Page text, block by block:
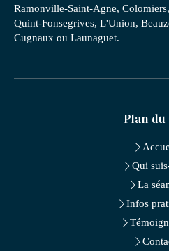
Ramonville-Saint-Agne,
Quint-Fonsegrives, L'Union,
Cugnaux ou Launaguet.
Plan
Qui
La
Infos